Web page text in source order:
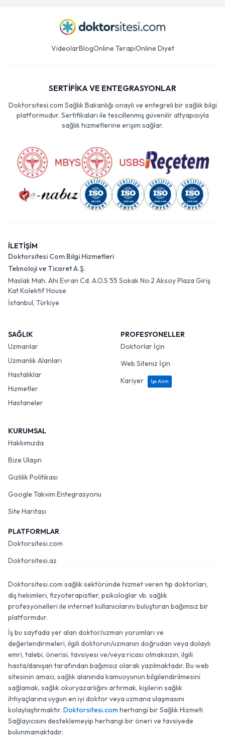
VideolarBlogOnline TerapiOnline Diyet
SERTİFİKA VE ENTEGRASYONLAR
Doktorsitesi.com Sağlık Bakanlığı onaylı ve entegreli bir sağlık bilgi
platformudur. Sertifikaları ile tescillenmiş güvenilir altyapısıyla
sağlık hizmetlerine erişim sağlar.
İLETİŞİM
Doktorsitesi Com Bilgi Hizmetleri
Teknoloji ve Ticaret A.Ş.
Maslak Mah. Ahi Evran Cd. A.O.S 55 Sokak No:2 Aksoy Plaza Giriş
Kat Kolektif House
İstanbul, Türkiye
SAĞLIK
Uzmanlar
Uzmanlık Alanları
Hastalıklar
Hizmetler
Hastaneler
PROFESYONELLER
Doktorlar İçin
Web Siteniz İçin
Kariyer
İşe Alım
KURUMSAL
Hakkımızda
Bize Ulaşın
Gizlilik Politikası
Google Takvim Entegrasyonu
Site Haritası
PLATFORMLAR
Doktorsitesi.com
Doktorsitesi.az
Doktorsitesi.com sağlık sektöründe hizmet veren tıp doktorları,
diş hekimleri, fizyoterapistler, psikologlar vb. sağlık
profesyonelleri ile internet kullanıcılarını buluşturan bağımsız bir
platformdur.
İş bu sayfada yer alan doktor/uzman yorumları ve
değerlendirmeleri, ilgili doktorun/uzmanın doğrudan veya dolaylı
emri, talebi, önerisi, tavsiyesi ve/veya ricası olmaksızın, ilgili
hasta/danışan tarafından bağımsız olarak yazılmaktadır. Bu web
sitesinin amacı, sağlık alanında kamuoyunun bilgilendirilmesini
sağlamak, sağlık okuryazarlığını artırmak, kişilerin sağlık
ihtiyaçlarına uygun en iyi doktor veya uzmana ulaşmasını
kolaylaştırmaktır. Doktorsitesi.com herhangi bir Sağlık Hizmeti
Sağlayıcısını desteklemeyip herhangi bir öneri ve tavsiyede
bulunmamaktadır.